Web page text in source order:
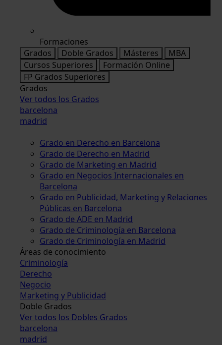
Formaciones
Grados
Doble Grados Másteres
MBA
Cursos Superiores
Formación Online
FP Grados Superiores
Grados
Ver todos los Grados
barcelona
madrid
Grado en Derecho en Barcelona
Grado de Derecho en Madrid
Grado de Marketing en Madrid
Grado en Negocios Internacionales en
Barcelona
Grado en Publicidad, Marketing y Relaciones
Públicas en Barcelona
Grado de ADE en Madrid
Grado de Criminología en Barcelona
Grado de Criminología en Madrid
Áreas de conocimiento
Criminología
Derecho
Negocio
Marketing y Publicidad
Doble Grados
Ver todos los Dobles Grados
barcelona
madrid